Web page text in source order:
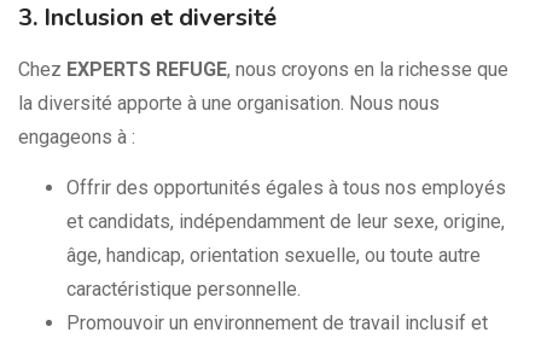
3. Inclusion et diversité
Chez EXPERTS REFUGE, nous croyons en la richesse que
la diversité apporte à une organisation. Nous nous
engageons à :
Offrir des opportunités égales à tous nos employés
et candidats, indépendamment de leur sexe, origine,
âge, handicap, orientation sexuelle, ou toute autre
caractéristique personnelle.
Promouvoir un environnement de travail inclusif et